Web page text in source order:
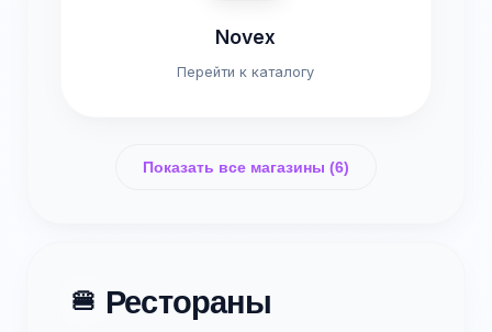
Novex
Перейти к каталогу
Показать все магазины (6)
🍔 Рестораны